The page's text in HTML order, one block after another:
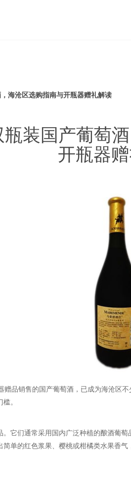
海沧区选购指南与开瓶器赠礼解读
瓶装国产葡萄
开瓶器
品销售的国产葡萄酒，已成为海沧区
。
它们通常采用国内广泛种植的酿酒葡
单的红色浆果、樱桃或柑橘类水果香气